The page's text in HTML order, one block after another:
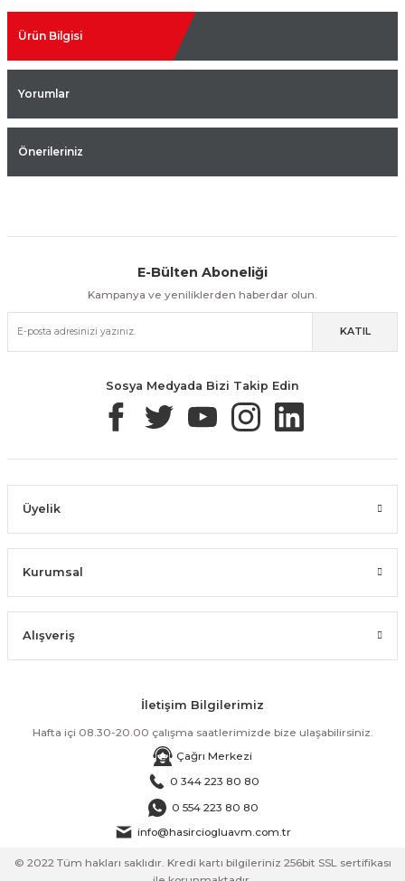
Ürün Bilgisi
Yorumlar
Önerileriniz
Kolay İade & Değişim Güvenli Alışveriş
Güvenli Paketleme Taksit / Havale İle Alışveriş Kolay İade & Değişim
E-Bülten Aboneliği
Kampanya ve yeniliklerden haberdar olun.
KATIL
Sosya Medyada Bizi Takip Edin
Üyelik
Kurumsal
Alışveriş
İletişim Bilgilerimiz
Hafta içi 08.30-20.00 çalışma saatlerimizde bize ulaşabilirsiniz.
Çağrı Merkezi
0 344 223 80 80
0 554 223 80 80
info@hasirciogluavm.com.tr
© 2022 Tüm hakları saklıdır. Kredi kartı bilgileriniz 256bit SSL sertifikası